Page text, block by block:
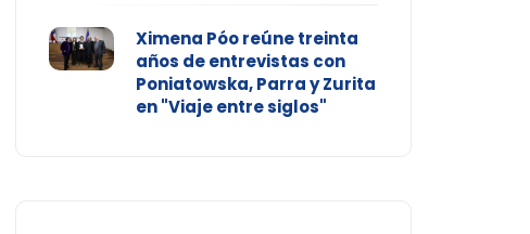
Ximena Póo reúne treinta
años de entrevistas con
Poniatowska, Parra y Zurita
en "Viaje entre siglos"